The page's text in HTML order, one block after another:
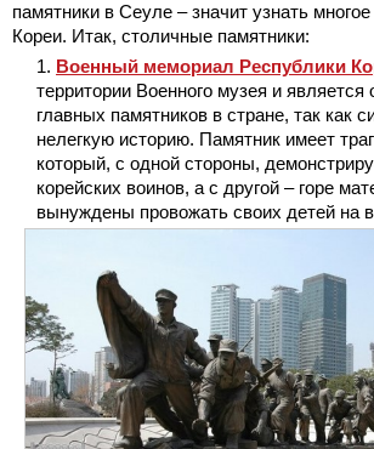
памятники в Сеуле – значит узнать
Кореи. Итак, столичные памятники:
Военный мемориал Республики
территории Военного музея и
главных памятников в стране, так как
нелегкую историю. Памятник имеет
который, с одной стороны,
корейских воинов, а с другой – горе
вынуждены провожать своих детей на